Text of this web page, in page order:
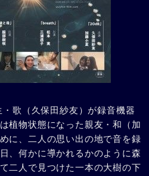
・歌（久保田紗友）が録音機器
植物状態になった親友・和（加
に、二人の思い出の地で音を録
、何かに導かれるかのように森
二人で見つけた一本の大樹の下